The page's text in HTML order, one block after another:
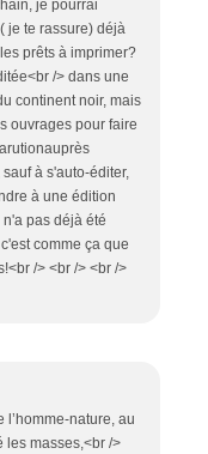
je pourrai
je te rassure) déjà
prêts à imprimer?
/> dans une
continent noir, mais
ouvrages pour faire
à s'auto-éditer,
à une édition
pas déjà été
comme ça que
/> <br /> <br />
l’homme-nature, au
les masses,<br />